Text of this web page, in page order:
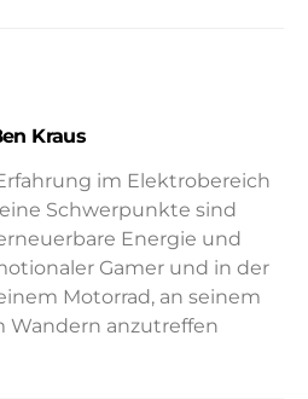
Kraus
im Elektrobereich
Schwerpunkte sind
Energie und
Gamer und in der
Motorrad, an seinem
Wandern anzutreffen